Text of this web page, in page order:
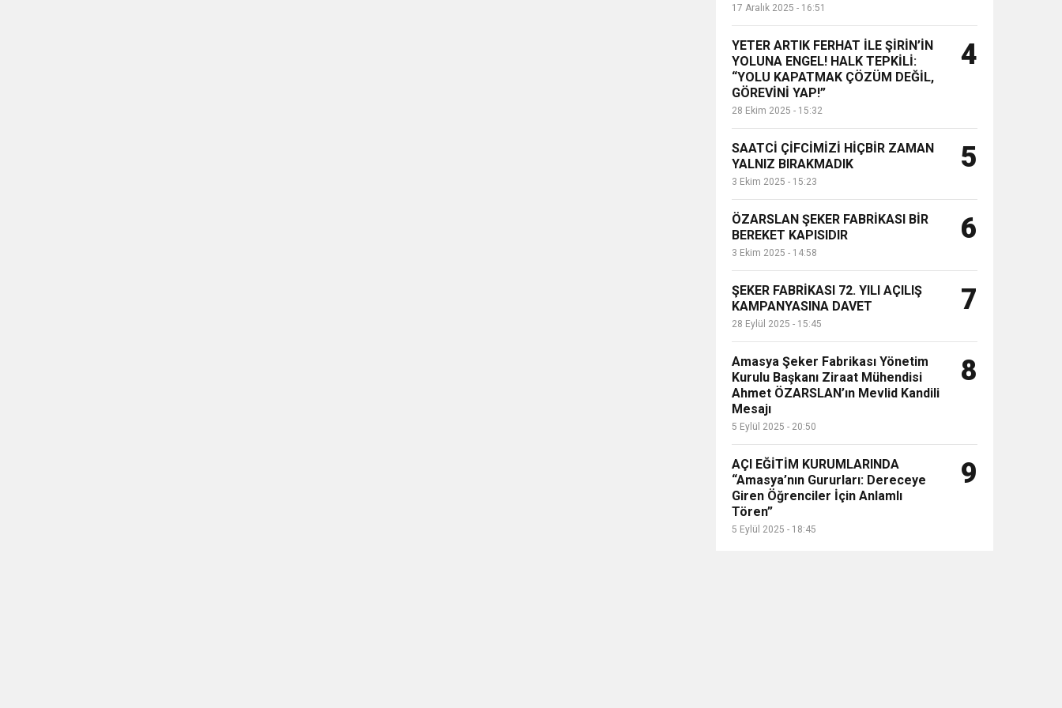
17 Aralık 2025 - 16:51
YETER ARTIK FERHAT İLE ŞİRİN’İN
YOLUNA ENGEL! HALK TEPKİLİ:
“YOLU KAPATMAK ÇÖZÜM DEĞİL,
GÖREVİNİ YAP!”
28 Ekim 2025 - 15:32
4
SAATCİ ÇİFCİMİZİ HİÇBİR ZAMAN
YALNIZ BIRAKMADIK
3 Ekim 2025 - 15:23
5
ÖZARSLAN ŞEKER FABRİKASI BİR
BEREKET KAPISIDIR
3 Ekim 2025 - 14:58
6
ŞEKER FABRİKASI 72. YILI AÇILIŞ
KAMPANYASINA DAVET
28 Eylül 2025 - 15:45
7
Amasya Şeker Fabrikası Yönetim
Kurulu Başkanı Ziraat Mühendisi
Ahmet ÖZARSLAN’ın Mevlid Kandili
Mesajı
5 Eylül 2025 - 20:50
8
AÇI EĞİTİM KURUMLARINDA
“Amasya’nın Gururları: Dereceye
Giren Öğrenciler İçin Anlamlı
Tören”
5 Eylül 2025 - 18:45
9